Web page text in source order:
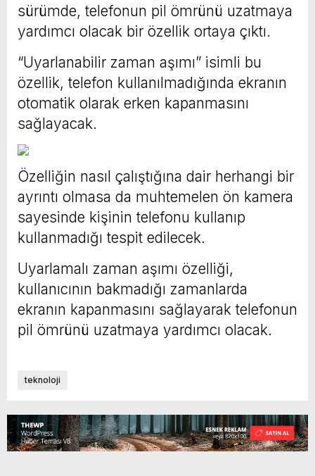
sürümde, telefonun pil ömrünü uzatmaya
yardımcı olacak bir özellik ortaya çıktı.
“Uyarlanabilir zaman aşımı” isimli bu
özellik, telefon kullanılmadığında ekranın
otomatik olarak erken kapanmasını
sağlayacak.
Özelliğin nasıl çalıştığına dair herhangi bir
ayrıntı olmasa da muhtemelen ön kamera
sayesinde kişinin telefonu kullanıp
kullanmadığı tespit edilecek.
Uyarlamalı zaman aşımı özelliği,
kullanıcının bakmadığı zamanlarda
ekranın kapanmasını sağlayarak telefonun
pil ömrünü uzatmaya yardımcı olacak.
teknoloji